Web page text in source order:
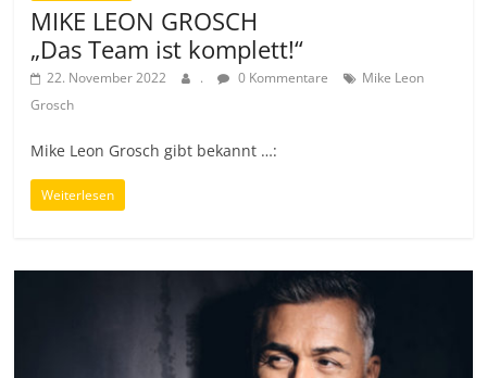
MIKE LEON GROSCH
„Das Team ist komplett!“
22. November 2022 . 0 Kommentare
Mike Leon
Grosch
Mike Leon Grosch gibt bekannt …:
Weiterlesen